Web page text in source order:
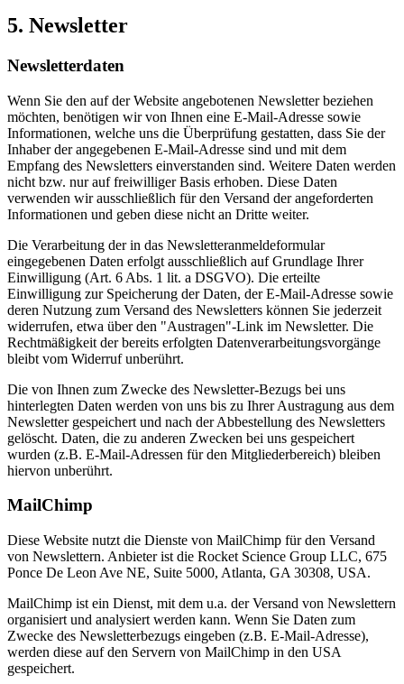
5. Newsletter
Newsletterdaten
Wenn Sie den auf der Website angebotenen Newsletter beziehen
möchten, benötigen wir von Ihnen eine E-Mail-Adresse sowie
Informationen, welche uns die Überprüfung gestatten, dass Sie der
Inhaber der angegebenen E-Mail-Adresse sind und mit dem
Empfang des Newsletters einverstanden sind. Weitere Daten werden
nicht bzw. nur auf freiwilliger Basis erhoben. Diese Daten
verwenden wir ausschließlich für den Versand der angeforderten
Informationen und geben diese nicht an Dritte weiter.
Die Verarbeitung der in das Newsletteranmeldeformular
eingegebenen Daten erfolgt ausschließlich auf Grundlage Ihrer
Einwilligung (Art. 6 Abs. 1 lit. a DSGVO). Die erteilte
Einwilligung zur Speicherung der Daten, der E-Mail-Adresse sowie
deren Nutzung zum Versand des Newsletters können Sie jederzeit
widerrufen, etwa über den "Austragen"-Link im Newsletter. Die
Rechtmäßigkeit der bereits erfolgten Datenverarbeitungsvorgänge
bleibt vom Widerruf unberührt.
Die von Ihnen zum Zwecke des Newsletter-Bezugs bei uns
hinterlegten Daten werden von uns bis zu Ihrer Austragung aus dem
Newsletter gespeichert und nach der Abbestellung des Newsletters
gelöscht. Daten, die zu anderen Zwecken bei uns gespeichert
wurden (z.B. E-Mail-Adressen für den Mitgliederbereich) bleiben
hiervon unberührt.
MailChimp
Diese Website nutzt die Dienste von MailChimp für den Versand
von Newslettern. Anbieter ist die Rocket Science Group LLC, 675
Ponce De Leon Ave NE, Suite 5000, Atlanta, GA 30308, USA.
MailChimp ist ein Dienst, mit dem u.a. der Versand von Newslettern
organisiert und analysiert werden kann. Wenn Sie Daten zum
Zwecke des Newsletterbezugs eingeben (z.B. E-Mail-Adresse),
werden diese auf den Servern von MailChimp in den USA
gespeichert.